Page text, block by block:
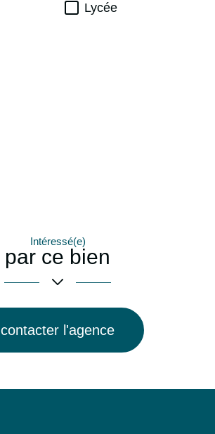
Lycée
Intéressé(e)
par ce bien
contacter l'agence